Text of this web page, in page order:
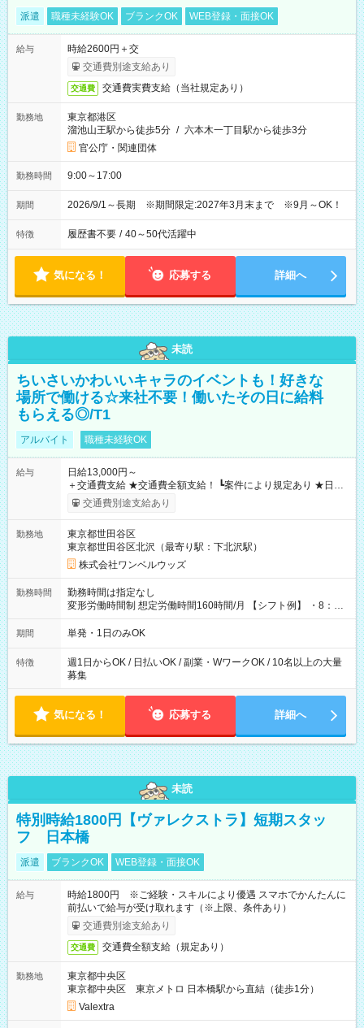
派遣 職種未経験OK ブランクOK WEB登録・面接OK
給与
時給2600円＋交
交通費別途支給あり
交通費 交通費実費支給（当社規定あり）
勤務地
東京都港区
溜池山王駅から徒歩5分 / 六本木一丁目駅から徒歩3分
官公庁・関連団体
勤務時間 9:00～17:00
期間 2026/9/1～長期 ※期間限定:2027年3月末まで ※9月～OK！
特徴 履歴書不要 / 40～50代活躍中
気になる！ 応募する 詳細へ
未読
ちいさいかわいいキャラのイベントも！好きな
場所で働ける☆来社不要！働いたその日に給料
もらえる◎/T1
アルバイト 職種未経験OK
給与
日給13,000円～
＋交通費支給 ★交通費全額支給！ ┗案件により規定あり ★日払
いOK！（規定あり） ┗働いたその日に現金GET♪ お仕事後はコ
ンビニATMから 日払い分を引き落とせます！ 【試用期間】試
交通費別途支給あり
勤務地
東京都世田谷区
東京都世田谷区北沢（最寄り駅：下北沢駅）
株式会社ワンベルウッズ
勤務時間
勤務時間は指定なし
変形労働時間制 想定労働時間160時間/月 【シフト例】 ・8：00
～21：00
期間 単発・1日のみOK
特徴
週1日からOK / 日払いOK / 副業・WワークOK / 10名以上の大量
募集
気になる！ 応募する 詳細へ
未読
特別時給1800円【ヴァレクストラ】短期スタッ
フ 日本橋
派遣 ブランクOK WEB登録・面接OK
給与
時給1800円 ※ご経験・スキルにより優遇 スマホでかんたんに
前払いで給与が受け取れます（※上限、条件あり）
交通費別途支給あり
交通費 交通費全額支給（規定あり）
勤務地
東京都中央区
東京都中央区 東京メトロ 日本橋駅から直結（徒歩1分）
Valextra